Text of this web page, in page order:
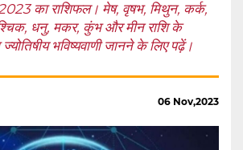
का राशिफल। मेष, वृषभ, मिथुन, कर्क,
धनु, मकर, कुंभ और मीन राशि के
भविष्यवाणी जानने के लिए पढ़ें।
06 Nov,2023